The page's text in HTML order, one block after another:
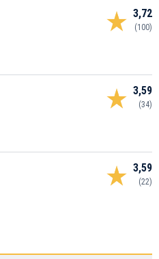
3,72
(100)
3,59
(34)
3,59
(22)